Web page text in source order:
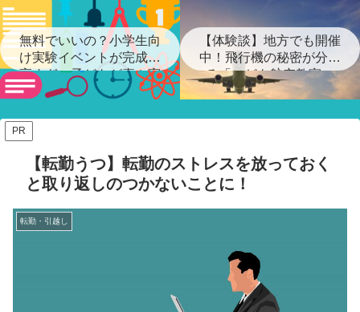
無料でいいの？小学生向
け実験イベントが完成度
高すぎ…子どもが喜ぶ実
験ショー
【体験談】地方でも開催
中！飛行機の秘密が分か
る「こども航空教室」
PR
【転勤うつ】転勤のストレスを放っておく
と取り返しのつかないことに！
転勤・引越し